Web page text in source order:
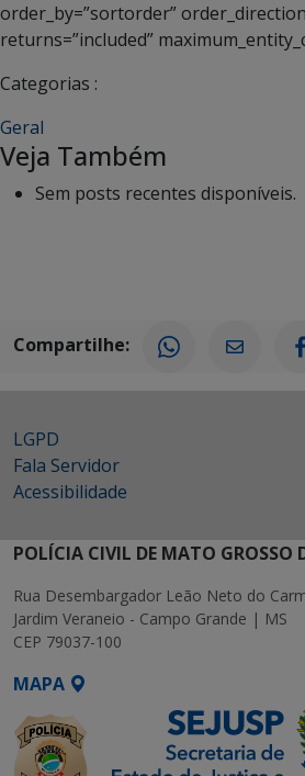
order_by=”sortorder”
returns=”included”
Categorias :
Geral
Veja Também
Sem posts recentes disponíveis.
Compartilhe:
LGPD
Fala Servidor
Acessibilidade
POLÍCIA CIVIL DE MATO GROSSO
Rua Desembargador Leão Neto do
Jardim Veraneio - Campo Grande | MS
CEP 79037-100
MAPA